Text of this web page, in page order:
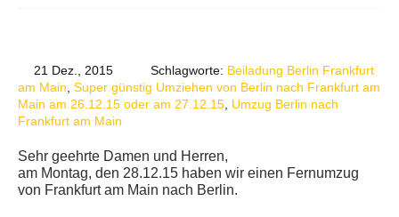
21 Dez., 2015 Schlagworte: Beiladung Berlin Frankfurt
am Main Super günstig Umziehen von Berlin nach Frankfurt am
Main am 26.12.15 oder am 27.12.15 Umzug Berlin nach
Frankfurt am Main
Sehr geehrte Damen und Herren,
am Montag, den 28.12.15 haben wir einen Fernumzug
von Frankfurt am Main nach Berlin.